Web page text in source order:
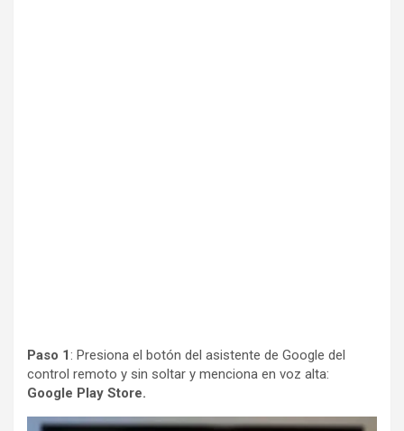
Paso 1: Presiona el botón del asistente de Google del
control remoto y sin soltar y menciona en voz alta:
Google Play Store.